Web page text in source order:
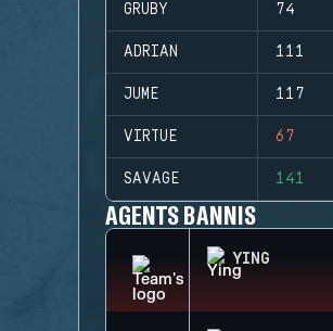
GRUBY 74
ADRIAN 111
JUME 117
VIRTUE 67
SAVAGE 141
AGENTS BANNIS
YING